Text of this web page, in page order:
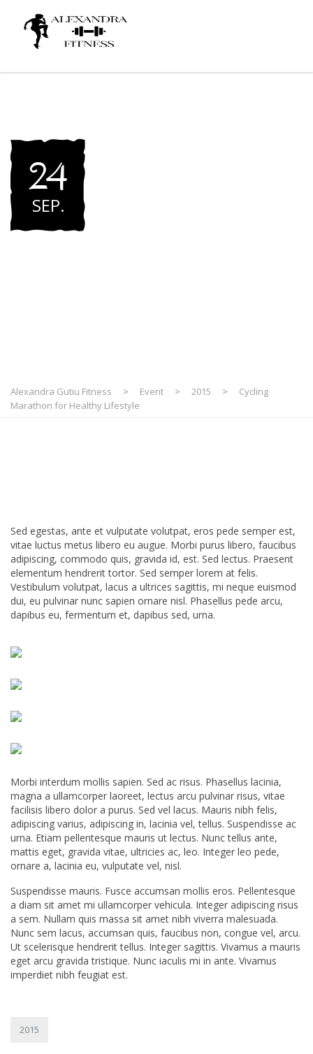
24
SEP.
Alexandra Gutiu Fitness > Event > 2015 >
Cycling
Marathon for Healthy Lifestyle
Sed egestas, ante et vulputate volutpat, eros pede semper est,
vitae luctus metus libero eu augue. Morbi purus libero, faucibus
adipiscing, commodo quis, gravida id, est. Sed lectus. Praesent
elementum hendrerit tortor. Sed semper lorem at felis.
Vestibulum volutpat, lacus a ultrices sagittis, mi neque euismod
dui, eu pulvinar nunc sapien ornare nisl. Phasellus pede arcu,
dapibus eu, fermentum et, dapibus sed, urna.
Morbi interdum mollis sapien. Sed ac risus. Phasellus lacinia,
magna a ullamcorper laoreet, lectus arcu pulvinar risus, vitae
facilisis libero dolor a purus. Sed vel lacus. Mauris nibh felis,
adipiscing varius, adipiscing in, lacinia vel, tellus. Suspendisse ac
urna. Etiam pellentesque mauris ut lectus. Nunc tellus ante,
mattis eget, gravida vitae, ultricies ac, leo. Integer leo pede,
ornare a, lacinia eu, vulputate vel, nisl.
Suspendisse mauris. Fusce accumsan mollis eros. Pellentesque
a diam sit amet mi ullamcorper vehicula. Integer adipiscing risus
a sem. Nullam quis massa sit amet nibh viverra malesuada.
Nunc sem lacus, accumsan quis, faucibus non, congue vel, arcu.
Ut scelerisque hendrerit tellus. Integer sagittis. Vivamus a mauris
eget arcu gravida tristique. Nunc iaculis mi in ante. Vivamus
imperdiet nibh feugiat est.
2015